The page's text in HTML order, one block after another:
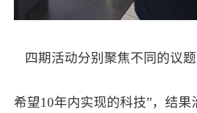
四期活动分别聚焦不同的议
希望10年内实现的科技”，结果